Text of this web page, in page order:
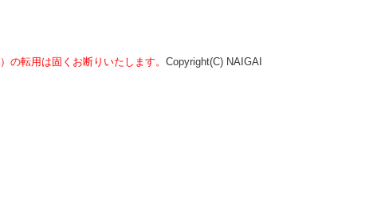
の転用は固くお断りいたします。Copyright(C) NAIGAI